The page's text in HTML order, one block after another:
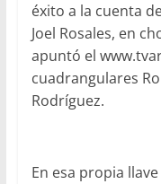
éxito a la cuenta
Joel Rosales, en
apuntó el
cuadrangulares
Rodríguez.
En esa propia